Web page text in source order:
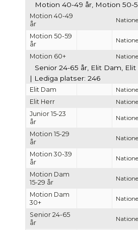
Motion 40-49 år, Motion 50-
Motion 40-49
år
Motion 50-59
år
Motion 60+
Senior 24-65 år, Elit Dam,
| Lediga platser: 246
Elit Dam
Elit Herr
Junior 15-23
år
Motion 15-29
år
Motion 30-39
år
Motion Dam
15-29 år
Motion Dam
30+
Senior 24-65
år